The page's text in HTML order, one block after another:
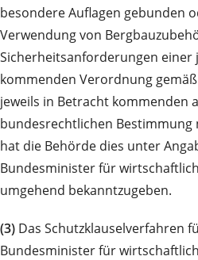
besondere Auflagen gebunden
Verwendung von
Sicherheitsanforderungen einer
kommenden Verordnung gemäß
jeweils in Betracht kommenden
bundesrechtlichen
hat die Behörde dies unter
Bundesminister für
umgehend bekanntzugeben.
(3) Das Schutzklauselverfahren
Bundesminister für